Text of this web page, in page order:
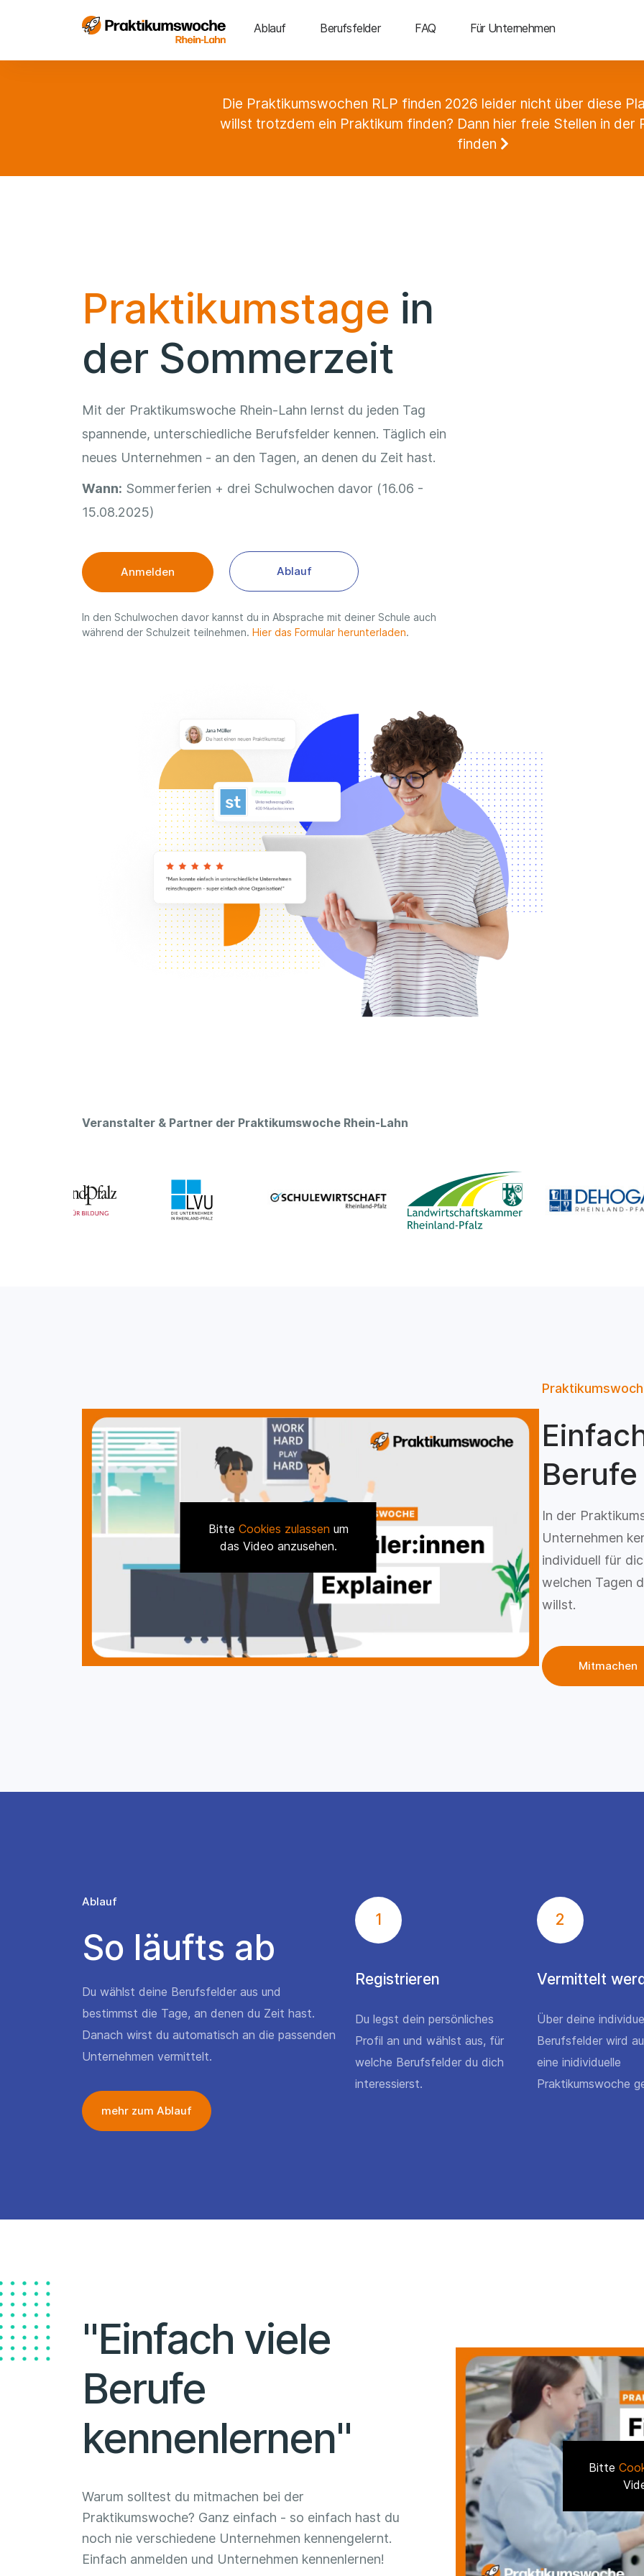
Ablauf Berufsfelder FAQ Für Unternehmen
Die Praktikumswochen RLP finden 2026 leider nicht über diese
willst trotzdem ein Praktikum finden? Dann hier freie Stellen in der
finden
Praktikumstage in
der Sommerzeit
Mit der Praktikumswoche Rhein-Lahn lernst du jeden Tag
spannende, unterschiedliche Berufsfelder kennen. Täglich ein
neues Unternehmen - an den Tagen, an denen du Zeit hast.
Wann: Sommerferien + drei Schulwochen davor (16.06 -
15.08.2025)
Anmelden Ablauf
In den Schulwochen davor kannst du in Absprache mit deiner Schule auch
während der Schulzeit teilnehmen. Hier das Formular herunterladen.
Veranstalter & Partner der Praktikumswoche Rhein-Lahn
Bitte Cookies zulassen um
das Video anzusehen.
In der
Unternehmen
individuell für
welchen Tagen
willst.
Mitmachen
Ablauf
So läufts ab
Du wählst deine Berufsfelder aus und
bestimmst die Tage, an denen du Zeit hast.
Danach wirst du automatisch an die passenden
Unternehmen vermittelt.
mehr zum Ablauf
1
Registrieren
Du legst dein persönliches
Profil an und wählst aus, für
welche Berufsfelder du dich
interessierst.
2
Vermittelt
Über deine
Berufsfelder wird
eine inidividuelle
Praktikumswoche
"Einfach viele
Berufe
kennenlernen"
Warum solltest du mitmachen bei der
Praktikumswoche? Ganz einfach - so einfach hast du
noch nie verschiedene Unternehmen kennengelernt.
Einfach anmelden und Unternehmen kennenlernen!
Bitte